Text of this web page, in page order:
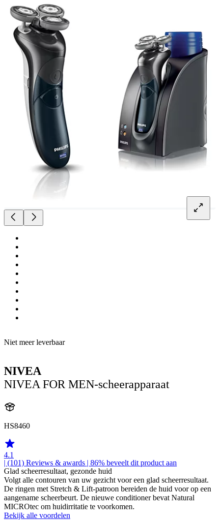
Niet meer leverbaar
NIVEA
NIVEA FOR MEN-scheerapparaat
HS8460
4.1
| (101) Reviews & awards | 86% beveelt dit product aan
Glad scheerresultaat, gezonde huid
Volgt alle contouren van uw gezicht voor een glad scheerresultaat.
De ringen met Stretch & Lift-patroon bereiden de huid voor op een
aangename scheerbeurt. De nieuwe conditioner bevat Natural
MICROtec om huidirritatie te voorkomen.
Bekijk alle voordelen